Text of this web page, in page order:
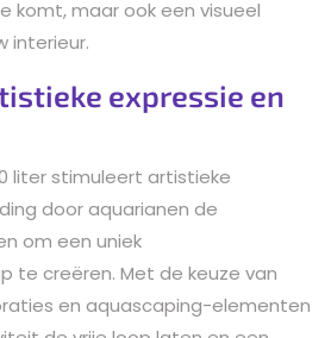
komt, maar ook een visueel
interieur.
expressie en
liter stimuleert artistieke
door aquarianen de
om een uniek
te creëren. Met de keuze van
en aquascaping-elementen